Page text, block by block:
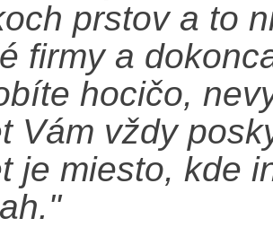
prstov a to
firmy a
hocičo,
Vám vždy
je miesto, kde